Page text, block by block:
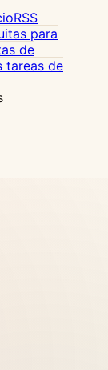
RSS
para
de
tareas de